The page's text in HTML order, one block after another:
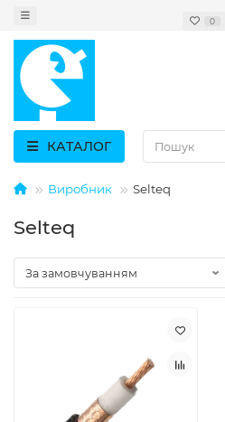
0
КАТАЛОГ
Виробник Selteq
Selteq